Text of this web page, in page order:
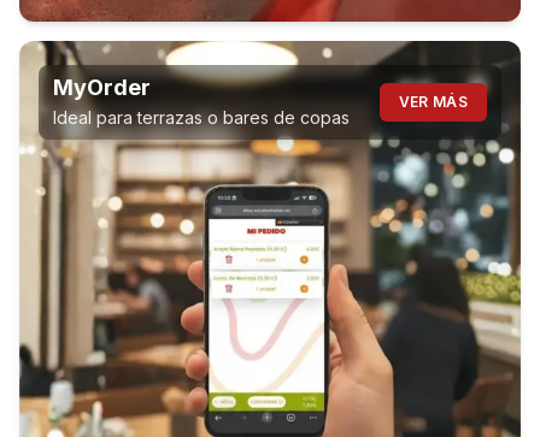
MyOrder
Ideal para terrazas o bares de copas
VER MÁS